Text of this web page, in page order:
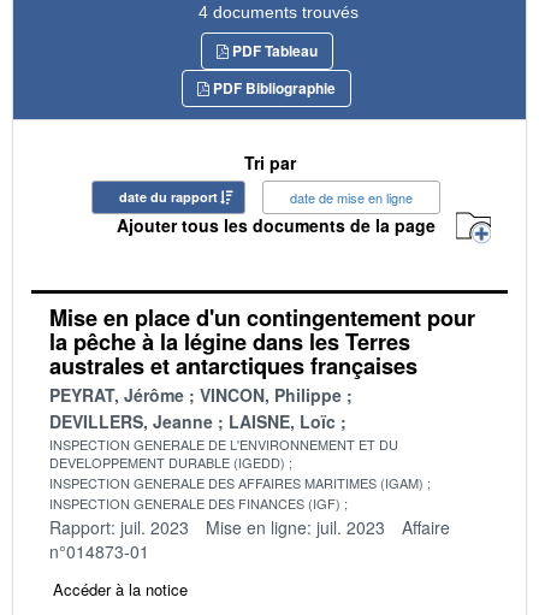
4 documents trouvés
PDF Tableau
PDF Bibliographie
Tri par
date du rapport date de mise en ligne
Ajouter tous les documents de la page
Mise en place d'un contingentement pour
la pêche à la légine dans les Terres
australes et antarctiques françaises
PEYRAT, Jérôme
VINCON, Philippe
DEVILLERS, Jeanne
LAISNE, Loïc
INSPECTION GENERALE DE L'ENVIRONNEMENT ET DU
DEVELOPPEMENT DURABLE (IGEDD)
INSPECTION GENERALE DES AFFAIRES MARITIMES (IGAM)
INSPECTION GENERALE DES FINANCES (IGF)
Rapport: juil. 2023 Mise en ligne: juil. 2023
Affaire
n°014873-01
Accéder à la notice